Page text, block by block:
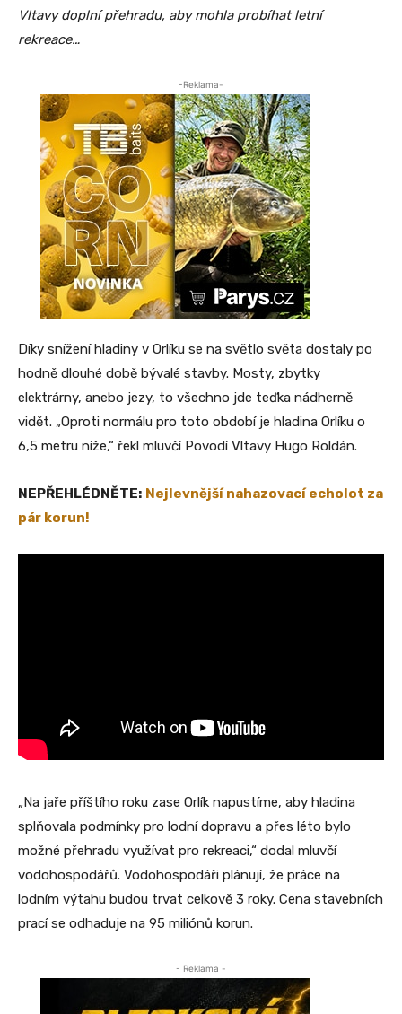
Vltavy doplní přehradu, aby mohla probíhat letní
rekreace…
-Reklama-
Díky snížení hladiny v Orlíku se na světlo světa dostaly po
hodně dlouhé době bývalé stavby. Mosty, zbytky
elektrárny, anebo jezy, to všechno jde teďka nádherně
vidět. „Oproti normálu pro toto období je hladina Orlíku o
6,5 metru níže,“ řekl mluvčí Povodí Vltavy Hugo Roldán.
NEPŘEHLÉDNĚTE: Nejlevnější nahazovací echolot za
pár korun!
„Na jaře příštího roku zase Orlík napustíme, aby hladina
splňovala podmínky pro lodní dopravu a přes léto bylo
možné přehradu využívat pro rekreaci,“ dodal mluvčí
vodohospodářů. Vodohospodáři plánují, že práce na
lodním výtahu budou trvat celkově 3 roky. Cena stavebních
prací se odhaduje na 95 miliónů korun.
- Reklama -